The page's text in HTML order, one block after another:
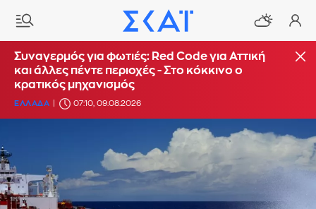
Συναγερμός για φωτιές: Red Code για Αττική
και άλλες πέντε περιοχές - Στο κόκκινο ο
κρατικός μηχανισμός
ΕΛΛΑΔΑ 07:10, 09.08.2026